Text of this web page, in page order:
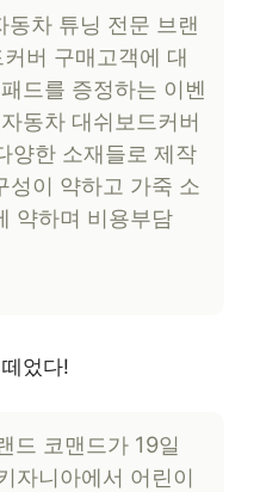
차 튜닝 전문 브랜
버 구매고객에 대
드를 증정하는 이벤
동차 대쉬보드커버
양한 소재들로 제작
성이 약하고 가죽 소
약하며 비용부담
었다!
드 코맨드가 19일
자니아에서 어린이